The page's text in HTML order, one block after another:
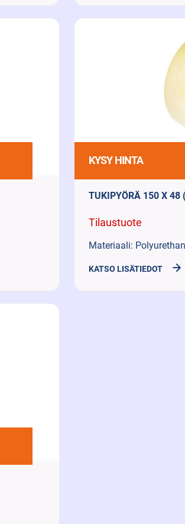
KYSY HINTA
TUKIPYÖRÄ 150 X 48
Tilaustuote
Materiaali:
KATSO LISÄTIEDOT